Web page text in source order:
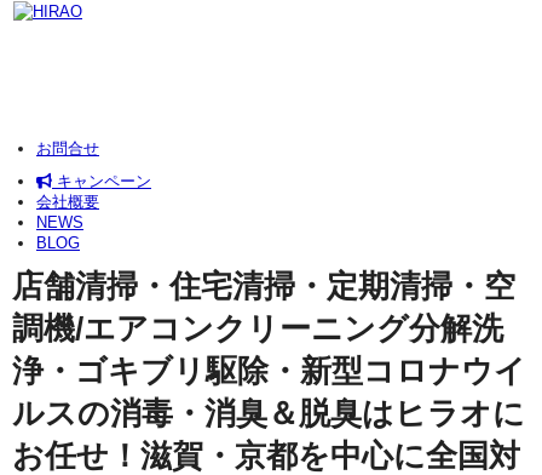
お問合せ
キャンペーン
会社概要
NEWS
BLOG
店舗清掃・住宅清掃・定期清掃・空
調機/エアコンクリーニング分解洗
浄・ゴキブリ駆除・新型コロナウイ
ルスの消毒・消臭＆脱臭はヒラオに
お任せ！滋賀・京都を中心に全国対